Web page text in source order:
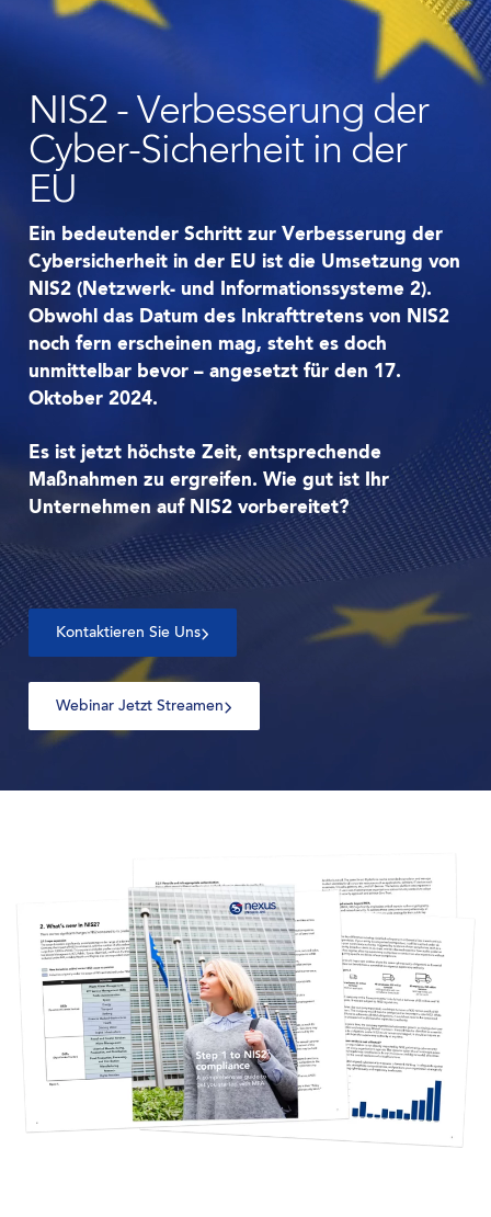
NIS2 - Verbesserung der
Cyber-Sicherheit in der
EU
Ein bedeutender Schritt zur Verbesserung der
Cybersicherheit in der EU ist die Umsetzung von
NIS2 (Netzwerk- und Informationssysteme 2).
Obwohl das Datum des Inkrafttretens von NIS2
noch fern erscheinen mag, steht es doch
unmittelbar bevor – angesetzt für den 17.
Oktober 2024.
Es ist jetzt höchste Zeit, entsprechende
Maßnahmen zu ergreifen. Wie gut ist Ihr
Unternehmen auf NIS2 vorbereitet?
Kontaktieren Sie Uns
Webinar Jetzt Streamen